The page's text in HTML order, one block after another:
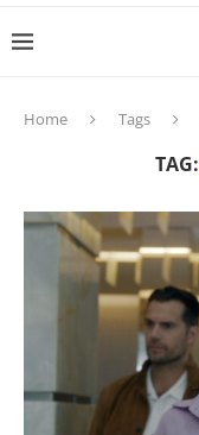
Home Tags
TAG: